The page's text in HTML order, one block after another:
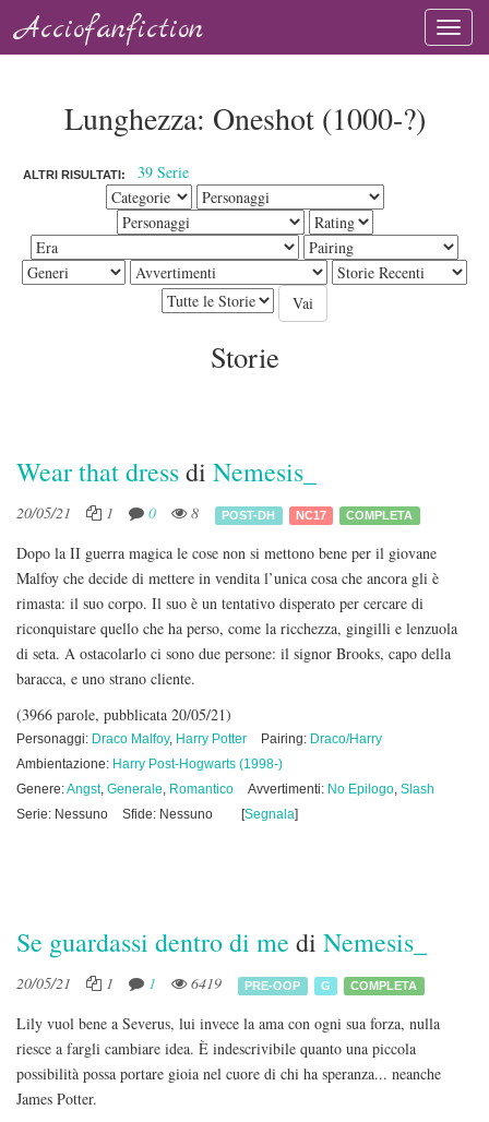
Acciofanfiction
Lunghezza: Oneshot (1000-?)
ALTRI RISULTATI: 39 Serie
Storie
Wear that dressdi Nemesis_
20/05/21 1 0 8 POST-DH NC17 COMPLETA
Dopo la II guerra magica le cose non si mettono bene per il giovane
Malfoy che decide di mettere in vendita l’unica cosa che ancora gli è
rimasta: il suo corpo. Il suo è un tentativo disperato per cercare di
riconquistare quello che ha perso, come la ricchezza, gingilli e lenzuola
di seta. A ostacolarlo ci sono due persone: il signor Brooks, capo della
baracca, e uno strano cliente.
(3966 parole, pubblicata 20/05/21)
Personaggi: Draco Malfoy, Harry Potter Pairing: Draco/Harry
Ambientazione: Harry Post-Hogwarts (1998-)
Genere:Angst, Generale, Romantico Avvertimenti: No Epilogo, Slash
Serie: Nessuno
Sfide: Nessuno [Segnala]
Se guardassi dentro di me di Nemesis_
20/05/21 1 1 6419 PRE-OOP G COMPLETA
Lily vuol bene a Severus, lui invece la ama con ogni sua forza, nulla
riesce a fargli cambiare idea. È indescrivibile quanto una piccola
possibilità possa portare gioia nel cuore di chi ha speranza... neanche
James Potter.